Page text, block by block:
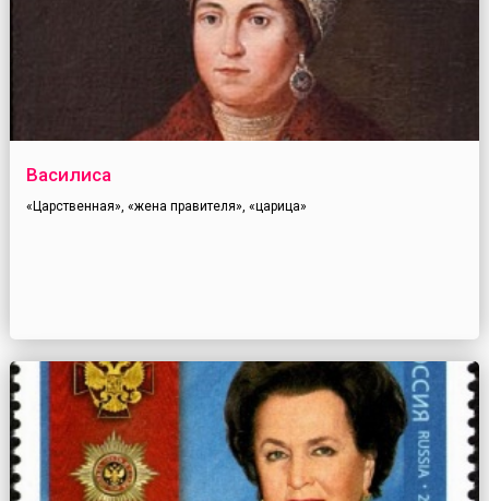
Василиса
«Царственная», «жена правителя», «царица»